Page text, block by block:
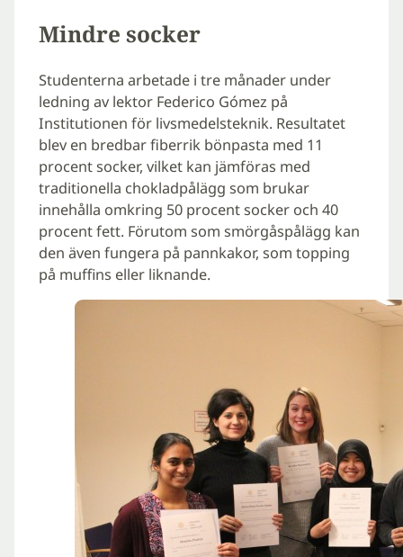
Mindre socker
Studenterna arbetade i tre månader under
ledning av lektor Federico Gómez på
Institutionen för livsmedelsteknik. Resultatet
blev en bredbar fiberrik bönpasta med 11
procent socker, vilket kan jämföras med
traditionella chokladpålägg som brukar
innehålla omkring 50 procent socker och 40
procent fett. Förutom som smörgåspålägg kan
den även fungera på pannkakor, som topping
på muffins eller liknande.